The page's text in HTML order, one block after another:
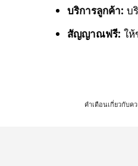
บริการลูกค้า: บ
สัญญาณฟรี: ใ
คำเตือนเกี่ยวกับค